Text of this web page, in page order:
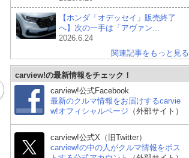
日産 エルグランド
【ホンダ「オデッセイ」販売終了
へ】次の一手は「アヴァン...
2026.6.24
関連記事をもっと見る
carview!の最新情報をチェック！
carview!公式Facebook
最新のクルマ情報をお届けするcarvie
w!オフィシャルページ （外部サイト）
carview!公式X（旧Twitter）
carview!の中の人がクルマ情報をポス